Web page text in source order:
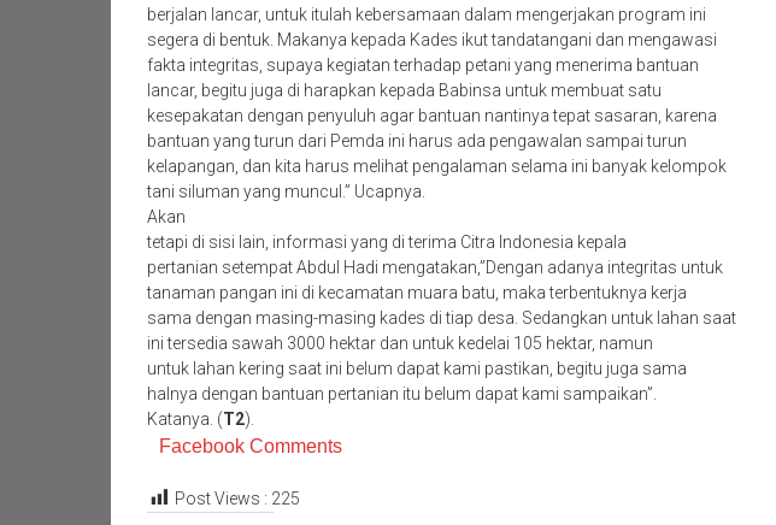
berjalan lancar, untuk itulah kebersamaan dalam mengerjakan program ini
segera di bentuk. Makanya kepada Kades ikut tandatangani dan mengawasi
fakta integritas, supaya kegiatan terhadap petani yang menerima bantuan
lancar, begitu juga di harapkan kepada Babinsa untuk membuat satu
kesepakatan dengan penyuluh agar bantuan nantinya tepat sasaran, karena
bantuan yang turun dari Pemda ini harus ada pengawalan sampai turun
kelapangan, dan kita harus melihat pengalaman selama ini banyak kelompok
tani siluman yang muncul.” Ucapnya.
Akan
tetapi di sisi lain, informasi yang di terima Citra Indonesia kepala
pertanian setempat Abdul Hadi mengatakan,”Dengan adanya integritas untuk
tanaman pangan ini di kecamatan muara batu, maka terbentuknya kerja
sama dengan masing-masing kades di tiap desa. Sedangkan untuk lahan saat
ini tersedia sawah 3000 hektar dan untuk kedelai 105 hektar, namun
untuk lahan kering saat ini belum dapat kami pastikan, begitu juga sama
halnya dengan bantuan pertanian itu belum dapat kami sampaikan”.
Katanya. (T2).
Facebook Comments
Post Views : 225